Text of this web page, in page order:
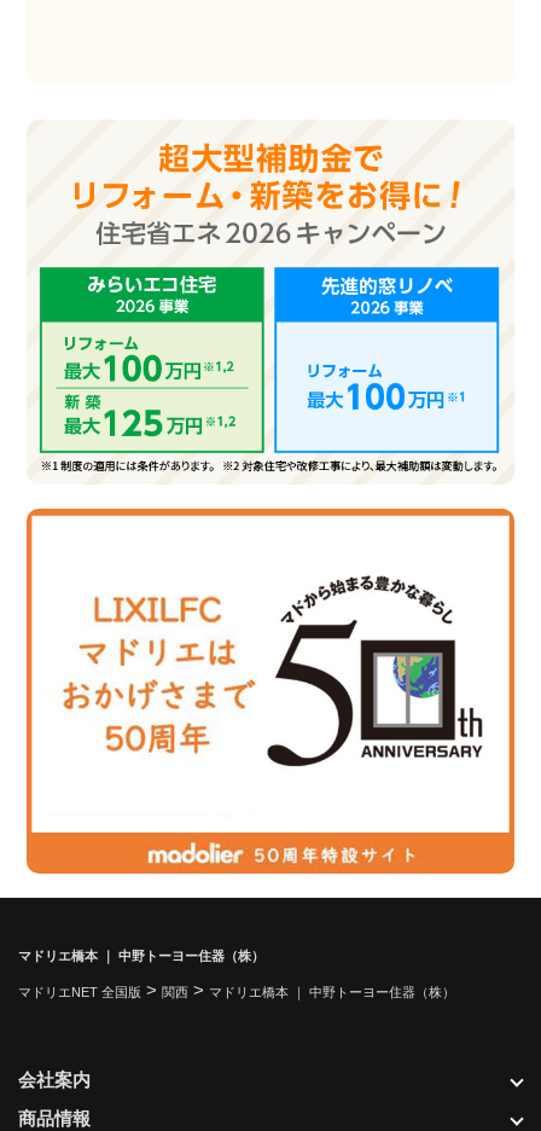
マドリエ橋本 ｜ 中野トーヨー住器（株）
マドリエNET 全国版 > 関西 > マドリエ橋本 ｜ 中野トーヨー住器（株）
会社案内
商品情報